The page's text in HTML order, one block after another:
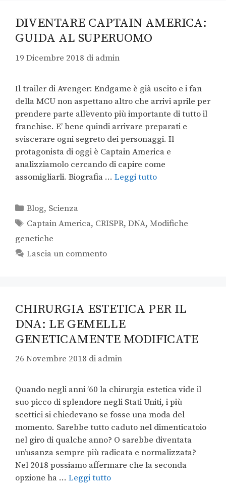
DIVENTARE CAPTAIN AMERICA:
GUIDA AL SUPERUOMO
19 Dicembre 2018 di admin
Il trailer di Avenger: Endgame è già uscito e i fan
della MCU non aspettano altro che arrivi aprile per
prendere parte all’evento più importante di tutto il
franchise. E’ bene quindi arrivare preparati e
sviscerare ogni segreto dei personaggi. Il
protagonista di oggi è Captain America e
analizziamolo cercando di capire come
assomigliarli. Biografia … Leggi tutto
Blog, Scienza
Captain America, CRISPR,DNA,Modifiche
genetiche
Lascia un commento
CHIRURGIA ESTETICA PER IL
DNA: LE GEMELLE
GENETICAMENTE MODIFICATE
26 Novembre 2018 di admin
Quando negli anni ’60 la chirurgia estetica vide il
suo picco di splendore negli Stati Uniti, i più
scettici si chiedevano se fosse una moda del
momento. Sarebbe tutto caduto nel dimenticatoio
nel giro di qualche anno? O sarebbe diventata
un’usanza sempre più radicata e normalizzata?
Nel 2018 possiamo affermare che la seconda
opzione ha … Leggi tutto